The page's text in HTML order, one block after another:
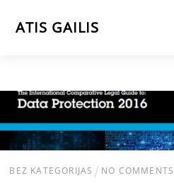
ATIS GAILIS
BEZ KATEGORIJAS NO COMMENTS